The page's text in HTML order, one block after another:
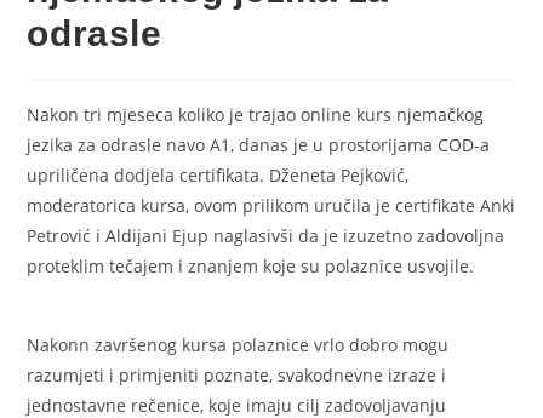
odrasle
Nakon tri mjeseca koliko je trajao online kurs njemačkog
jezika za odrasle navo A1, danas je u prostorijama COD-a
upriličena dodjela certifikata. Dženeta Pejković,
moderatorica kursa, ovom prilikom uručila je certifikate Anki
Petrović i Aldijani Ejup naglasivši da je izuzetno zadovoljna
proteklim tečajem i znanjem koje su polaznice usvojile.
Nakonn završenog kursa polaznice vrlo dobro mogu
razumjeti i primjeniti poznate, svakodnevne izraze i
jednostavne rečenice, koje imaju cilj zadovoljavanju